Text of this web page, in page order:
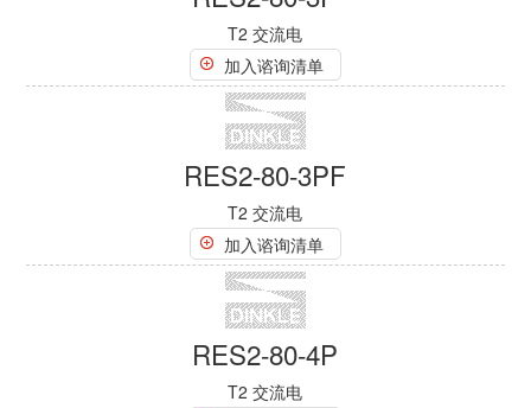
RES2-40-3PN1F-3
T2 交流电
加入谘询清单
RES2-80-1P
T2 交流电
加入谘询清单